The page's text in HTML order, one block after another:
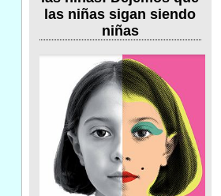
las niñas sigan siendo
niñas